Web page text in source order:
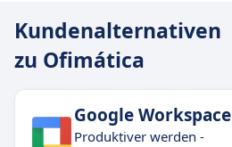
Kundenalternativen
zu Ofimática
Google Workspace
Produktiver werden -